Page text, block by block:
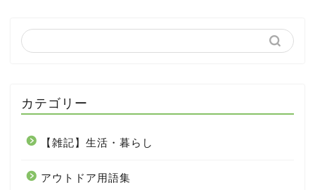
カテゴリー
【雑記】生活・暮らし
アウトドア用語集